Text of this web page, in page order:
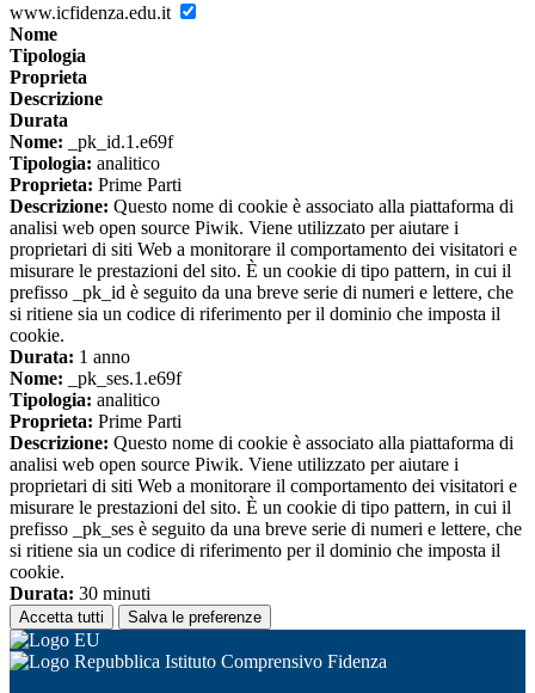
www.icfidenza.edu.it
Nome
Tipologia
Proprieta
Descrizione
Durata
Nome: _pk_id.1.e69f
Tipologia: analitico
Proprieta: Prime Parti
Descrizione: Questo nome di cookie è associato alla piattaforma di
analisi web open source Piwik. Viene utilizzato per aiutare i
proprietari di siti Web a monitorare il comportamento dei visitatori e
misurare le prestazioni del sito. È un cookie di tipo pattern, in cui il
prefisso _pk_id è seguito da una breve serie di numeri e lettere, che
si ritiene sia un codice di riferimento per il dominio che imposta il
cookie.
Durata: 1 anno
Nome: _pk_ses.1.e69f
Tipologia: analitico
Proprieta: Prime Parti
Descrizione: Questo nome di cookie è associato alla piattaforma di
analisi web open source Piwik. Viene utilizzato per aiutare i
proprietari di siti Web a monitorare il comportamento dei visitatori e
misurare le prestazioni del sito. È un cookie di tipo pattern, in cui il
prefisso _pk_ses è seguito da una breve serie di numeri e lettere, che
si ritiene sia un codice di riferimento per il dominio che imposta il
cookie.
Durata: 30 minuti
Accetta tutti Salva le preferenze
Istituto Comprensivo Fidenza